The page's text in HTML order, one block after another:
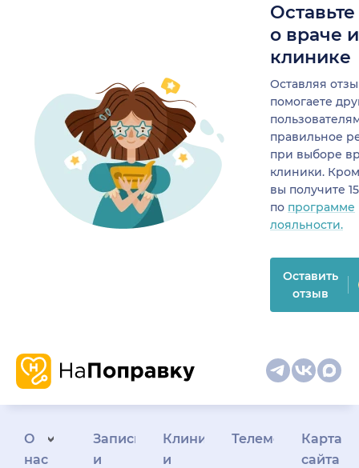
о враче
клинике
Оставляя
помогаете
правильное
при выборе
клиники.
вы получите
по программе
лояльности.
Оставить
отзыв
О
нас
Запись
и
Клиникам
и
Телемедицина
Карта
сайта